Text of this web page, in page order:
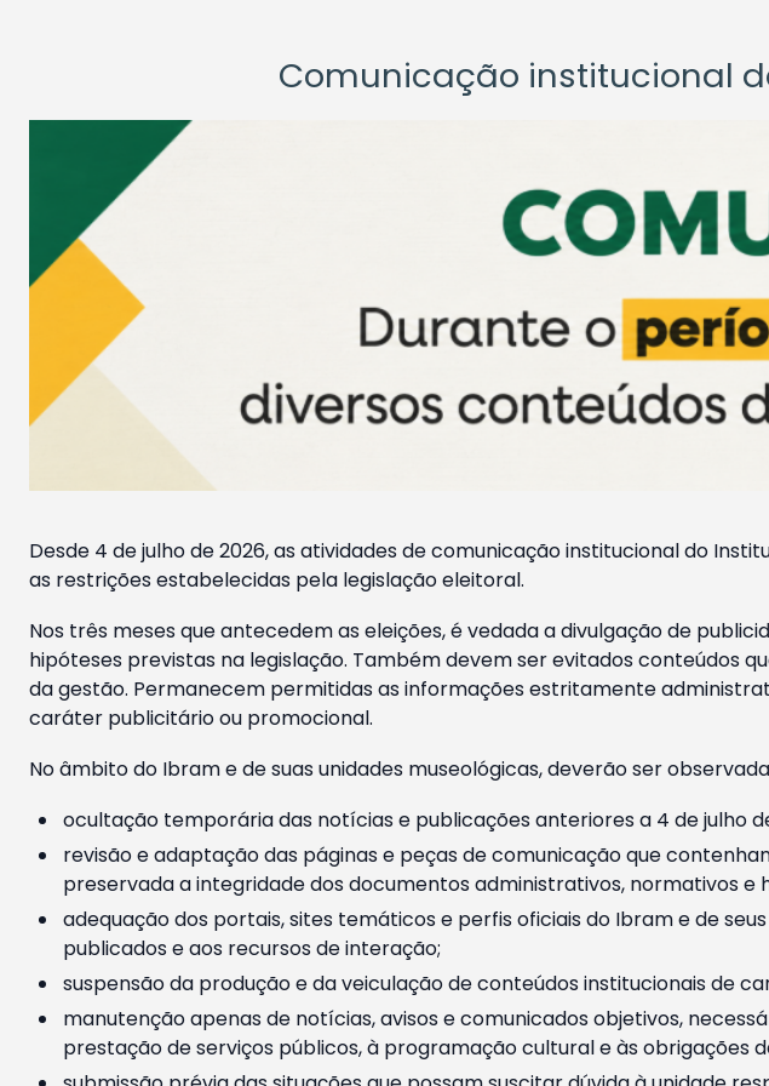
Comunicação institucional
Desde 4 de julho de 2026, as atividades de comunicação institucional do
as restrições estabelecidas pela legislação eleitoral.
Nos três meses que antecedem as eleições, é vedada a divulgação de
hipóteses previstas na legislação. Também devem ser evitados conteúdos
da gestão. Permanecem permitidas as informações estritamente
caráter publicitário ou promocional.
No âmbito do Ibram e de suas unidades museológicas, deverão ser
ocultação temporária das notícias e publicações anteriores a 4 de julho
revisão e adaptação das páginas e peças de comunicação que
preservada a integridade dos documentos administrativos, normativos e
adequação dos portais, sites temáticos e perfis oficiais do Ibram e de
publicados e aos recursos de interação;
suspensão da produção e da veiculação de conteúdos institucionais de
manutenção apenas de notícias, avisos e comunicados objetivos,
prestação de serviços públicos, à programação cultural e às obrigações